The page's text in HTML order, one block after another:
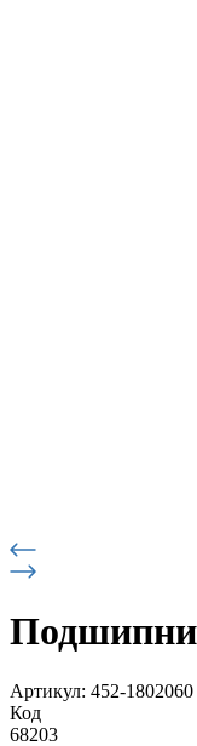
Артикул: 452-1802060
Код
68203